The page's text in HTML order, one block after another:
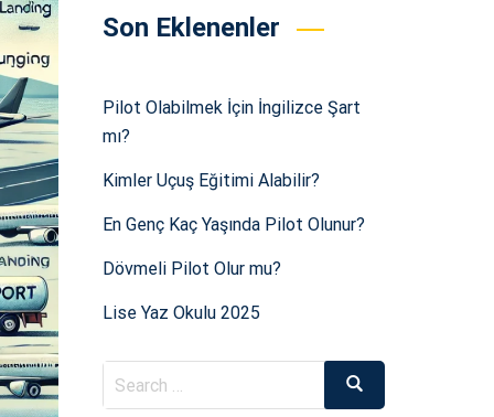
Son Eklenenler
Pilot Olabilmek İçin İngilizce Şart
mı?
Kimler Uçuş Eğitimi Alabilir?
En Genç Kaç Yaşında Pilot Olunur?
Dövmeli Pilot Olur mu?
Lise Yaz Okulu 2025
Search
for:
Search